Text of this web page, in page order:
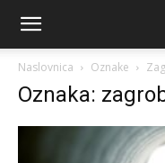
Naslovnica Oznake
Oznaka: